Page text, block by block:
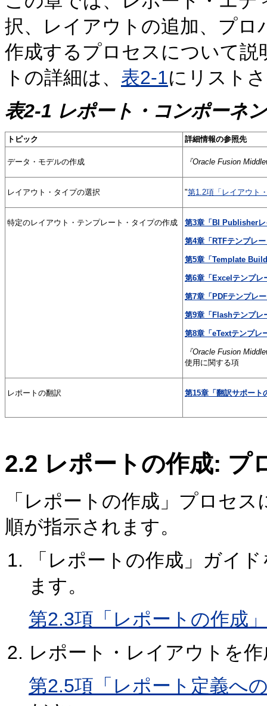
択、レイアウトの追加、プ
作成するプロセスについて
トの詳細は、 表2-1にリスト
表2-1 レポート・コンポーネ
トピック 詳細情報の参照先
データ・モデルの作成 『Oracle Fusion
レイアウト・タイプの選択 "第1.2項「レイアウト
特定のレイアウト・テンプレート・タイプの作成 第3章「BI Publisherレ
第4章「RTFテンプレ
第5章「Template
第6章「Excelテンプレ
第7章「PDFテンプレ
第9章「Flashテンプレ
第8章「eTextテンプレ
『Oracle Fusion
使用に関する項
レポートの翻訳 第15章「翻訳サポート
2.2 レポートの作成: プ
「レポートの作成」プロセ
順が指示されます。
「レポートの作成」ガイ
ます。
第2.3項「レポートの作成」
レポート・レイアウトを
第2.5項「レポート定義へ